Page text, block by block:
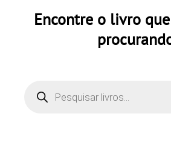
Encontre o livro